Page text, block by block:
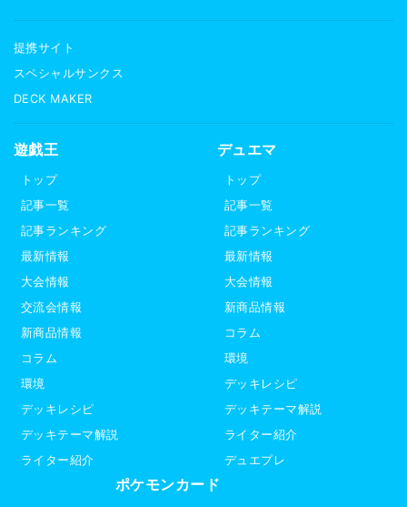
提携サイト
スペシャルサンクス
DECK MAKER
遊戯王
トップ
記事一覧
記事ランキング
最新情報
大会情報
交流会情報
新商品情報
コラム
環境
デッキレシピ
デッキテーマ解説
ライター紹介
デュエマ
トップ
記事一覧
記事ランキング
最新情報
大会情報
新商品情報
コラム
環境
デッキレシピ
デッキテーマ解説
ライター紹介
デュエプレ
ポケモンカード